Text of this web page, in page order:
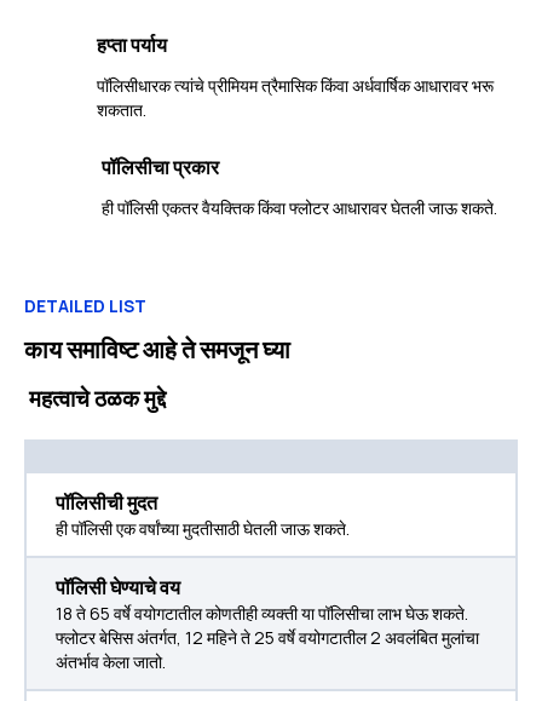
हप्ता पर्याय
पॉलिसीधारक त्यांचे प्रीमियम त्रैमासिक किंवा अर्धवार्षिक आधारावर भरू
शकतात.
पॉलिसीचा प्रकार
ही पॉलिसी एकतर वैयक्तिक किंवा फ्लोटर आधारावर घेतली जाऊ शकते.
DETAILED LIST
काय समाविष्ट आहे ते समजून घ्या
महत्वाचे ठळक मुद्दे
पॉलिसीची मुदत
ही पॉलिसी एक वर्षांच्या मुदतीसाठी घेतली जाऊ शकते.
पॉलिसी घेण्याचे वय
18 ते 65 वर्षे वयोगटातील कोणतीही व्यक्ती या पॉलिसीचा लाभ घेऊ शकते.
फ्लोटर बेसिस अंतर्गत, 12 महिने ते 25 वर्षे वयोगटातील 2 अवलंबित मुलांचा
अंतर्भाव केला जातो.